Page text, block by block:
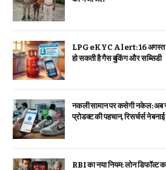
LPG eKYC Alert: 16 अगस्त
हो सकती है गैस बुकिंग और सब्सिडी
नकली सामान पर कसेगी नकेल: अब
प्रोडक्ट की पहचान, रिसर्चर्स ने
RBI का नया नियम: लोन डिफॉल्ट